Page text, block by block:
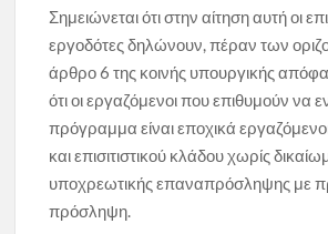
Σημειώνεται ότι στην αίτηση αυτή οι
εργοδότες δηλώνουν, πέραν των
άρθρο 6 της κοινής υπουργικής
ότι οι εργαζόμενοι που επιθυμούν να
πρόγραμμα είναι εποχικά
και επισιτιστικού κλάδου χωρίς
υποχρεωτικής επαναπρόσληψης με
πρόσληψη.